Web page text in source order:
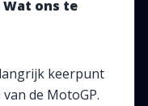
Wat ons te
keerpunt
de MotoGP.